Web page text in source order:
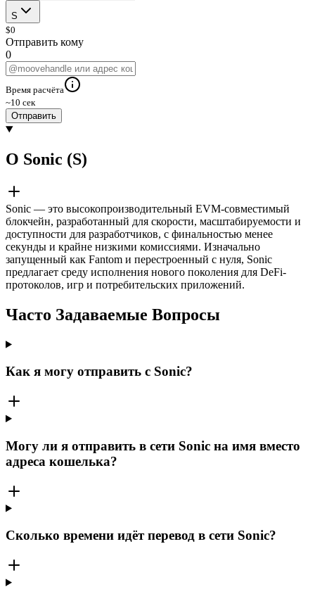
S
$0
Отправить кому
0
Время расчёта
~10 сек
Отправить
О Sonic (S)
Sonic — это высокопроизводительный EVM-совместимый
блокчейн, разработанный для скорости, масштабируемости и
доступности для разработчиков, с финальностью менее
секунды и крайне низкими комиссиями. Изначально
запущенный как Fantom и перестроенный с нуля, Sonic
предлагает среду исполнения нового поколения для DeFi-
протоколов, игр и потребительских приложений.
Часто Задаваемые Вопросы
Как я могу отправить с Sonic?
Могу ли я отправить в сети Sonic на имя вместо
адреса кошелька?
Сколько времени идёт перевод в сети Sonic?